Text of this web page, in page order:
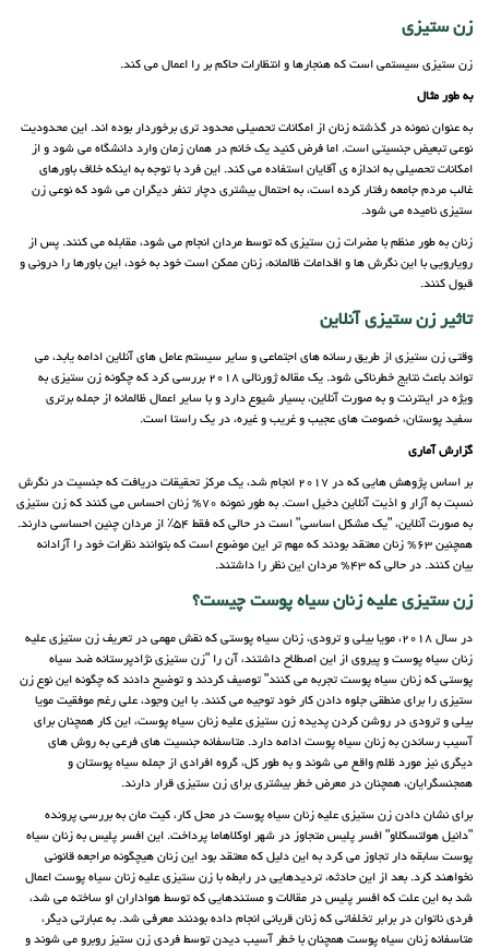
زن ستیزی
زن ستیزی سیستمی است که هنجارها و انتظارات حاکم بر را اعمال می کند.
به طور مثال
به عنوان نمونه در گذشته زنان از امکانات تحصیلی محدود تری برخوردار بوده اند. این محدودیت
نوعی تبعیض جنسیتی است. اما فرض کنید یک خانم در همان زمان وارد دانشگاه می شود و از
امکانات تحصیلی به اندازه ی آقایان استفاده می کند. این فرد با توجه به اینکه خلاف باورهای
غالب مردم جامعه رفتار کرده است،‌ به احتمال بیشتری دچار تنفر دیگران می شود که نوعی زن
ستیزی نامیده می شود.
زنان به طور منظم با مضرات زن ستیزی که توسط مردان انجام می شود، مقابله می کنند. پس از
رویارویی با این نگرش ها و اقدامات ظالمانه، زنان ممکن است خود به خود، این باورها را درونی و
قبول کنند.
تاثیر زن ستیزی آنلاین
وقتی زن ستیزی از طریق رسانه های اجتماعی و سایر سیستم عامل های آنلاین ادامه یابد، می
تواند باعث نتایج خطرناکی شود. یک مقاله ژورنالی 2018 بررسی کرد که چگونه زن ستیزی به
ویژه در اینترنت و به صورت آنلاین، بسیار شیوع دارد و با سایر اعمال ظالمانه از جمله برتری
سفید پوستان، خصومت های عجیب و غریب و غیره، در یک راستا است.
گزارش آماری
بر اساس پژوهش هایی که در 2017 انجام شد، یک مرکز تحقیقات دریافت که جنسیت در نگرش
نسبت به آزار و اذیت آنلاین دخیل است. به طور نمونه 70% زنان احساس می کنند که زن ستیزی
به صورت آنلاین، "یک مشکل اساسی" است در حالی که فقط 54٪ از مردان چنین احساسی دارند.
همچنین 63% زنان معتقد بودند که مهم تر این موضوع است که بتوانند نظرات خود را آزادانه
بیان کنند. در حالی که 43% مردان این نظر را داشتند.
زن ستیزی علیه زنان سیاه پوست چیست؟
در سال 2018، مویا بیلی و ترودی، زنان سیاه پوستی که نقش مهمی در تعریف زن ستیزی علیه
زنان سیاه پوست و پیروی از این اصطلاح داشتند، آن را "زن ستیزی نژادپرستانه ضد سیاه
پوستی که زنان سیاه پوست تجربه می کنند" توصیف کردند و توضیح دادند که چگونه این نوع زن
ستیزی را برای منطقی جلوه دادن کار خود توجیه می کنند. با این وجود، علی رغم موفقیت مویا
بیلی و ترودی در روشن کردن پدیده زن ستیزی علیه زنان سیاه پوست، این کار همچنان برای
آسیب رساندن به زنان سیاه پوست ادامه دارد. متاسفانه جنسیت های فرعی به روش های
دیگری نیز مورد ظلم واقع می شوند و به طور کل، گروه افرادی از جمله سیاه پوستان و
همجنسگرایان، همچنان در معرض خطر بیشتری برای زن ستیزی قرار دارند.
برای نشان دادن زن ستیزی علیه زنان سیاه پوست در محل کار، کیت مان به بررسی پرونده
"دانیل هولتسکلاو" افسر پلیس متجاوز در شهر اوکلاهاما پرداخت. این افسر پلیس به زنان سیاه
پوست سابقه دار تجاوز می کرد به این دلیل که معتقد بود این زنان هیچگونه مراجعه قانونی
نخواهند کرد. بعد از این حادثه، تردیدهایی در رابطه با زن ستیزی علیه زنان سیاه پوست اعمال
شد به این علت که افسر پلیس در مقالات و مستندهایی که توسط هواداران او ساخته می شد،
فردی ناتوان در برابر تخلفاتی که زنان قربانی انجام داده بودنند معرفی شد. به عبارتی دیگر،
متاسفانه زنان سیاه پوست همچنان با خطر آسیب دیدن توسط فردی زن ستیز روبرو می شوند و